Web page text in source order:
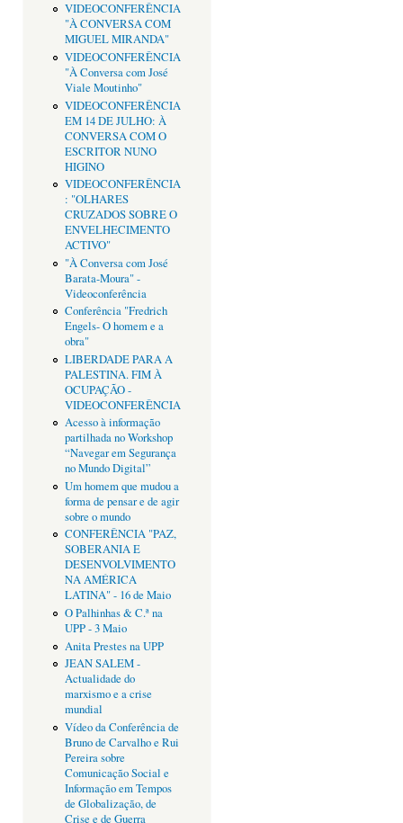
VIDEOCONFERÊNCIA
"À CONVERSA COM
MIGUEL MIRANDA"
VIDEOCONFERÊNCIA
"À Conversa com José
Viale Moutinho"
VIDEOCONFERÊNCIA
EM 14 DE JULHO: À
CONVERSA COM O
ESCRITOR NUNO
HIGINO
VIDEOCONFERÊNCIA
: "OLHARES
CRUZADOS SOBRE O
ENVELHECIMENTO
ACTIVO"
"À Conversa com José
Barata-Moura" -
Videoconferência
Conferência "Fredrich
Engels- O homem e a
obra"
LIBERDADE PARA A
PALESTINA. FIM À
OCUPAÇÃO -
VIDEOCONFERÊNCIA
Acesso à informação
partilhada no Workshop
“Navegar em Segurança
no Mundo Digital”
Um homem que mudou a
forma de pensar e de agir
sobre o mundo
CONFERÊNCIA "PAZ,
SOBERANIA E
DESENVOLVIMENTO
NA AMÉRICA
LATINA" - 16 de Maio
O Palhinhas & C.ª na
UPP - 3 Maio
Anita Prestes na UPP
JEAN SALEM -
Actualidade do
marxismo e a crise
mundial
Vídeo da Conferência de
Bruno de Carvalho e Rui
Pereira sobre
Comunicação Social e
Informação em Tempos
de Globalização, de
Crise e de Guerra